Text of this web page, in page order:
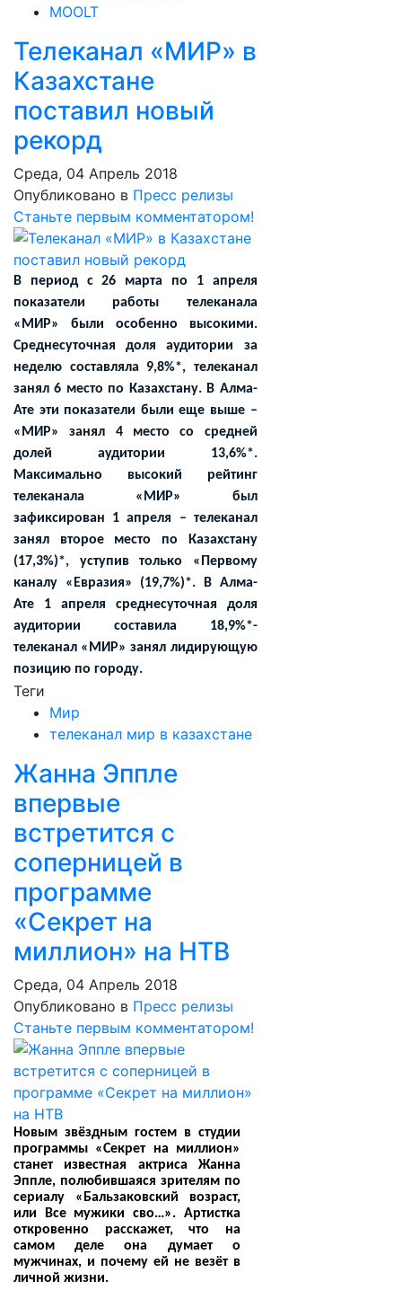
MOOLT
Телеканал «МИР» в
Казахстане
поставил новый
рекорд
Среда, 04 Апрель 2018
Опубликовано в Пресс релизы
Станьте первым комментатором!
В период с 26 марта по 1 апреля
показатели работы телеканала
«МИР» были особенно высокими.
Среднесуточная доля аудитории за
неделю составляла 9,8%*, телеканал
занял 6 место по Казахстану. В Алма-
Ате эти показатели были еще выше –
«МИР» занял 4 место со средней
долей аудитории 13,6%*.
Максимально высокий рейтинг
телеканала «МИР» был
зафиксирован 1 апреля – телеканал
занял второе место по Казахстану
(17,3%)*, уступив только «Первому
каналу «Евразия» (19,7%)*. В Алма-
Ате 1 апреля среднесуточная доля
аудитории составила 18,9%*-
телеканал «МИР» занял лидирующую
позицию по городу.
Теги
Мир
телеканал мир в казахстане
Жанна Эппле
впервые
встретится с
соперницей в
программе
«Секрет на
миллион» на НТВ
Среда, 04 Апрель 2018
Опубликовано в Пресс релизы
Станьте первым комментатором!
Новым звёздным гостем в студии
программы «Секрет на миллион»
станет известная актриса Жанна
Эппле, полюбившаяся зрителям по
сериалу «Бальзаковский возраст,
или Все мужики сво…». Артистка
откровенно расскажет, что на
самом деле она думает о
мужчинах, и почему ей не везёт в
личной жизни.